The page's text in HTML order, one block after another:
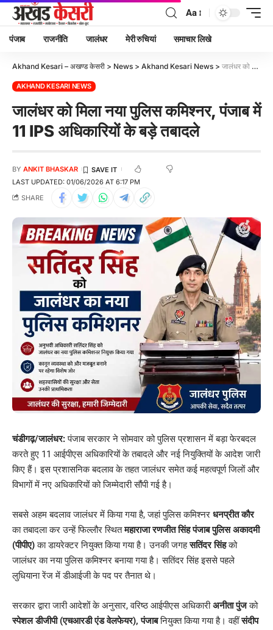
Aa
पंजाब राजनीति जालंधर मेरी रुचियां समाचार लिखे
Akhand Kesari – अखण्ड केसरी > News > Akhand Kesari News > जालंधर को मिला नया पुलिस कमिश्नर, पंजाब में 11 IPS अधिकारियों के बड़े तबादले
AKHAND KESARI NEWS
जालंधर को मिला नया पुलिस कमिश्नर, पंजाब में
11 IPS अधिकारियों के बड़े तबादले
LAST UPDATED: 01/06/2026 AT 6:17 PM
BY ANKIT BHASKAR
SHARE
चंडीगढ़/जालंधर:पंजाब सरकार ने सोमवार को पुलिस प्रशासन में बड़ा फेरबदल
करते हुए 11 आईपीएस अधिकारियों के तबादले और नई नियुक्तियों के आदेश जारी
किए हैं। इस प्रशासनिक बदलाव के तहत जालंधर समेत कई महत्वपूर्ण जिलों और
विभागों में नए अधिकारियों को जिम्मेदारी सौंपी गई है।
सबसे अहम बदलाव जालंधर में किया गया है, जहां पुलिस कमिश्नर धनप्रीत कौर
का तबादला कर उन्हें फिल्लौर स्थितमहाराजा रणजीत सिंह पंजाब पुलिस अकादमी
(पीपीए)का डायरेक्टर नियुक्त किया गया है। उनकी जगहसतिंदर सिंहको
जालंधर का नया पुलिस कमिश्नर बनाया गया है। सतिंदर सिंह इससे पहले
लुधियाना रेंज में डीआईजी के पद पर तैनात थे।
सरकार द्वारा जारी आदेशों के अनुसार, वरिष्ठ आईपीएस अधिकारीअनीता पुंजको
स्पेशल डीजीपी (एचआरडी एंड वेलफेयर), पंजाबनियुक्त किया गया है। वहींसंदीप